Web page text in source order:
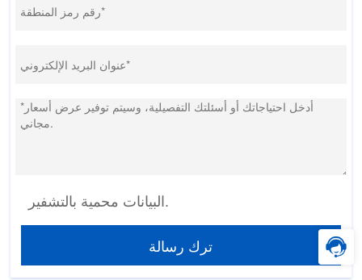
البيانات محمية بالتشفير.
ترك رسالة